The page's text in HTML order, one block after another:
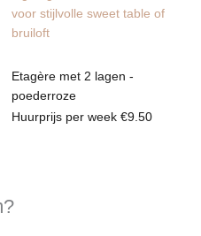
Etagère met 2 lagen -
poederroze
Huurprijs per week €9.50